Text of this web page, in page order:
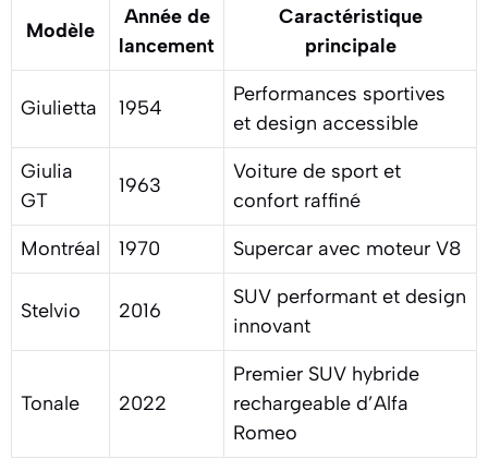
Modèle
Année de
lancement
Caractéristique
principale
Giulietta 1954
Performances sportives
et design accessible
Giulia
GT
1963
Voiture de sport et
confort raffiné
Montréal
1970 Supercar avec moteur V8
Stelvio 2016
SUV performant et design
innovant
Tonale 2022
Premier SUV hybride
rechargeable d’Alfa
Romeo